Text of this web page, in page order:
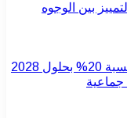
بين الوجوه
فولكس فاغن تخطط لخفض نفقاتها بنسبة 20% بحلول 2028